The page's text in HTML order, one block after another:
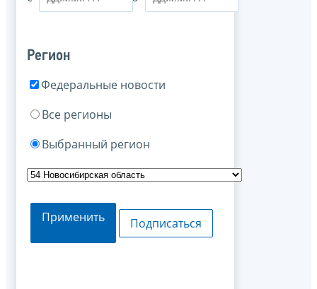
Регион
Федеральные новости
Все регионы
Выбранный регион
Применить Подписаться